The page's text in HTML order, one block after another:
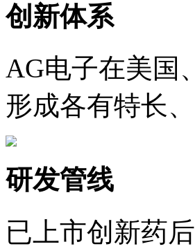
创新体系
AG电子在美国
形成各有特长
研发管线
已上市创新药